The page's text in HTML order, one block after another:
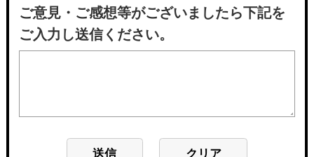
ご意見・ご感想等がございましたら下記を
ご入力し送信ください。